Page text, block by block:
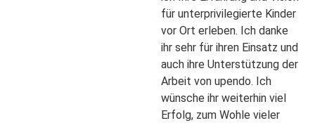
für unterprivilegierte Kinder
vor Ort erleben. Ich danke
ihr sehr für ihren Einsatz und
auch ihre Unterstützung der
Arbeit von upendo. Ich
wünsche ihr weiterhin viel
Erfolg, zum Wohle vieler